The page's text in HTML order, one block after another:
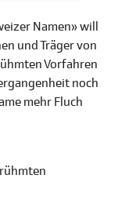
Namen» will
und Träger von
Vorfahren
noch
mehr Fluch